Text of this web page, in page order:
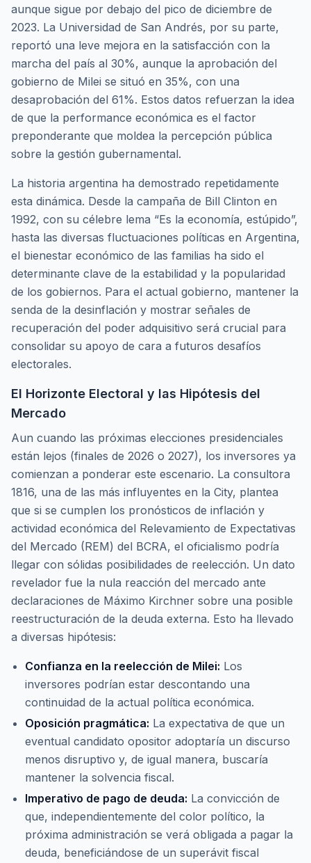
aunque sigue por debajo del pico de diciembre de
2023. La Universidad de San Andrés, por su parte,
reportó una leve mejora en la satisfacción con la
marcha del país al 30%, aunque la aprobación del
gobierno de Milei se situó en 35%, con una
desaprobación del 61%. Estos datos refuerzan la idea
de que la performance económica es el factor
preponderante que moldea la percepción pública
sobre la gestión gubernamental.
La historia argentina ha demostrado repetidamente
esta dinámica. Desde la campaña de Bill Clinton en
1992, con su célebre lema “Es la economía, estúpido”,
hasta las diversas fluctuaciones políticas en Argentina,
el bienestar económico de las familias ha sido el
determinante clave de la estabilidad y la popularidad
de los gobiernos. Para el actual gobierno, mantener la
senda de la desinflación y mostrar señales de
recuperación del poder adquisitivo será crucial para
consolidar su apoyo de cara a futuros desafíos
electorales.
El Horizonte Electoral y las Hipótesis del
Mercado
Aun cuando las próximas elecciones presidenciales
están lejos (finales de 2026 o 2027), los inversores ya
comienzan a ponderar este escenario. La consultora
1816, una de las más influyentes en la City, plantea
que si se cumplen los pronósticos de inflación y
actividad económica del Relevamiento de Expectativas
del Mercado (REM) del BCRA, el oficialismo podría
llegar con sólidas posibilidades de reelección. Un dato
revelador fue la nula reacción del mercado ante
declaraciones de Máximo Kirchner sobre una posible
reestructuración de la deuda externa. Esto ha llevado
a diversas hipótesis:
Confianza en la reelección de Milei: Los
inversores podrían estar descontando una
continuidad de la actual política económica.
Oposición pragmática: La expectativa de que un
eventual candidato opositor adoptaría un discurso
menos disruptivo y, de igual manera, buscaría
mantener la solvencia fiscal.
Imperativo de pago de deuda: La convicción de
que, independientemente del color político, la
próxima administración se verá obligada a pagar la
deuda, beneficiándose de un superávit fiscal